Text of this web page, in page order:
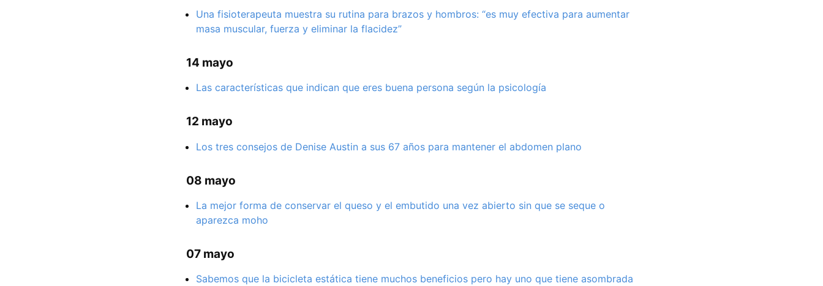
Una fisioterapeuta muestra su rutina para brazos y hombros: “es muy efectiva para aumentar
masa muscular, fuerza y eliminar la flacidez”
14 mayo
Las características que indican que eres buena persona según la psicología
12 mayo
Los tres consejos de Denise Austin a sus 67 años para mantener el abdomen plano
08 mayo
La mejor forma de conservar el queso y el embutido una vez abierto sin que se seque o
aparezca moho
07 mayo
Sabemos que la bicicleta estática tiene muchos beneficios pero hay uno que tiene asombrada